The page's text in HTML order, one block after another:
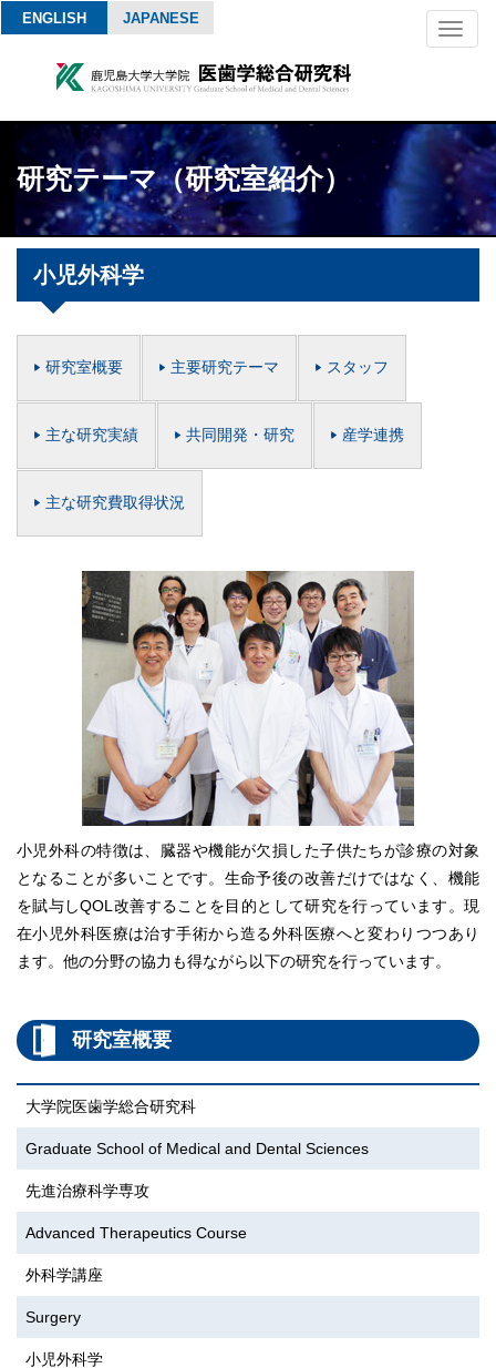
ENGLISH JAPANESE
研究テーマ（研究室紹介）
小児外科学
研究室概要 主要研究テーマ スタッフ
主な研究実績 共同開発・研究 産学連携
主な研究費取得状況
小児外科の特徴は、臓器や機能が欠損した子供たちが診療の対象
となることが多いことです。生命予後の改善だけではなく、機能
を賦与しQOL改善することを目的として研究を行っています。現
在小児外科医療は治す手術から造る外科医療へと変わりつつあり
ます。他の分野の協力も得ながら以下の研究を行っています。
研究室概要
大学院医歯学総合研究科
Graduate School of Medical and Dental Sciences
先進治療科学専攻
Advanced Therapeutics Course
外科学講座
Surgery
小児外科学